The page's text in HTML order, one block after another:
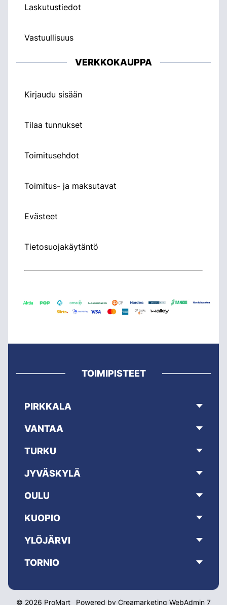
Laskutustiedot
Vastuullisuus
VERKKOKAUPPA
Kirjaudu sisään
Tilaa tunnukset
Toimitusehdot
Toimitus- ja maksutavat
Evästeet
Tietosuojakäytäntö
TOIMIPISTEET
PIRKKALA
VANTAA
TURKU
JYVÄSKYLÄ
OULU
KUOPIO
YLÖJÄRVI
TORNIO
© 2026 ProMart Powered by Creamarketing WebAdmin 7